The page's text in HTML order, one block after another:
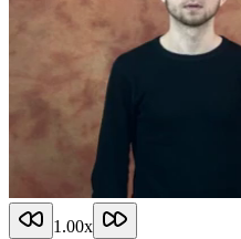
1.00x